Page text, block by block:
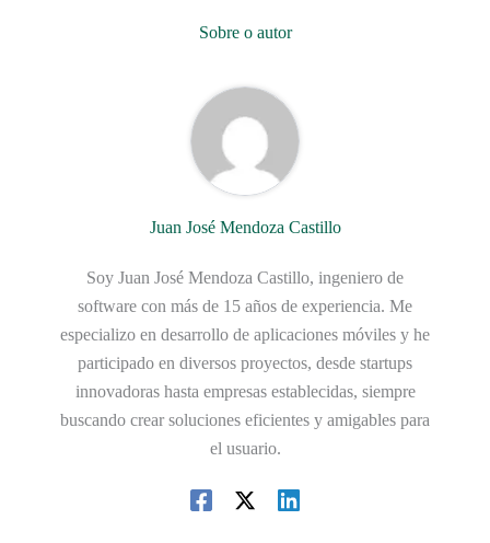
Sobre o autor
Juan José Mendoza Castillo
Soy Juan José Mendoza Castillo, ingeniero de
software con más de 15 años de experiencia. Me
especializo en desarrollo de aplicaciones móviles y he
participado en diversos proyectos, desde startups
innovadoras hasta empresas establecidas, siempre
buscando crear soluciones eficientes y amigables para
el usuario.